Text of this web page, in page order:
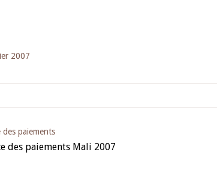
2007
des paiements
des paiements Mali 2007